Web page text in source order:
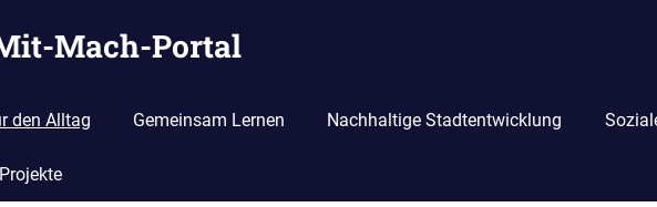
Mach-Portal
den Alltag Gemeinsam Lernen Nachhaltige Stadtentwicklung